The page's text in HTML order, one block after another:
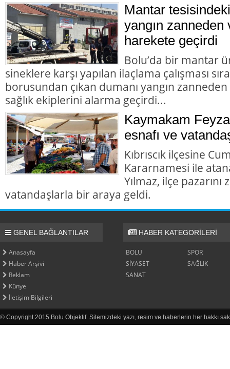
Mantar
yangın
harekete geçirdi
Bolu’da bir mantar
sineklere karşı yapılan ilaçlama çalışması
borusundan çıkan dumanı yangın
sağlık ekiplerini alarma geçirdi...
Kaymakam
esnafı ve
Kıbrıscık ilçesine
Kararnamesi ile
Yılmaz, ilçe
vatandaşlarla bir araya geldi.
GENEL BAĞLANTILAR
Anasayfa
Haber Arşivi
Reklam
Künye
İletişim Bilgileri
HABER KATEGORİLERİ
BOLU
SPOR
SİYASET
SAĞLIK
SANAT
© Copyright 2015 Bolu Objektif. Sitemizdeki yazı, resim ve haberlerin her hakkı